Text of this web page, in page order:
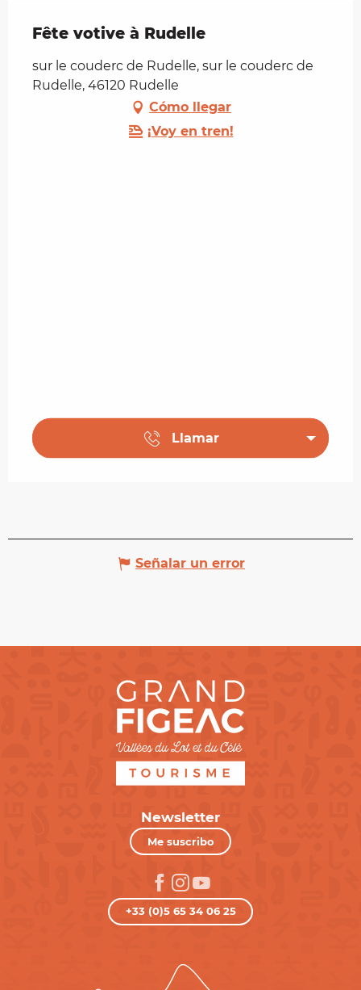
Fête votive à Rudelle
sur le couderc de Rudelle, sur le couderc de
Rudelle, 46120 Rudelle
Cómo llegar
¡Voy en tren!
Llamar
Señalar un error
Newsletter
Me suscribo
+33 (0)5 65 34 06 25